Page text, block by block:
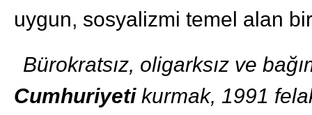
uygun, sosyalizmi temel alan
Bürokratsız, oligarksız ve
Cumhuriyeti kurmak, 1991